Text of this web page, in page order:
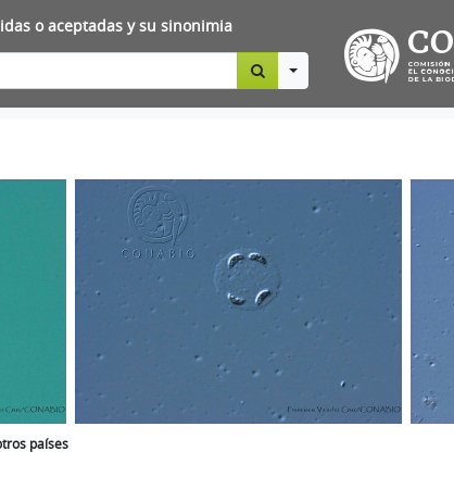
o aceptadas y su sinonimia
Toggle Dropdown
países